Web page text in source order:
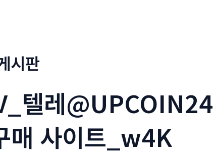
시판
텔레
매 사이트_w4K